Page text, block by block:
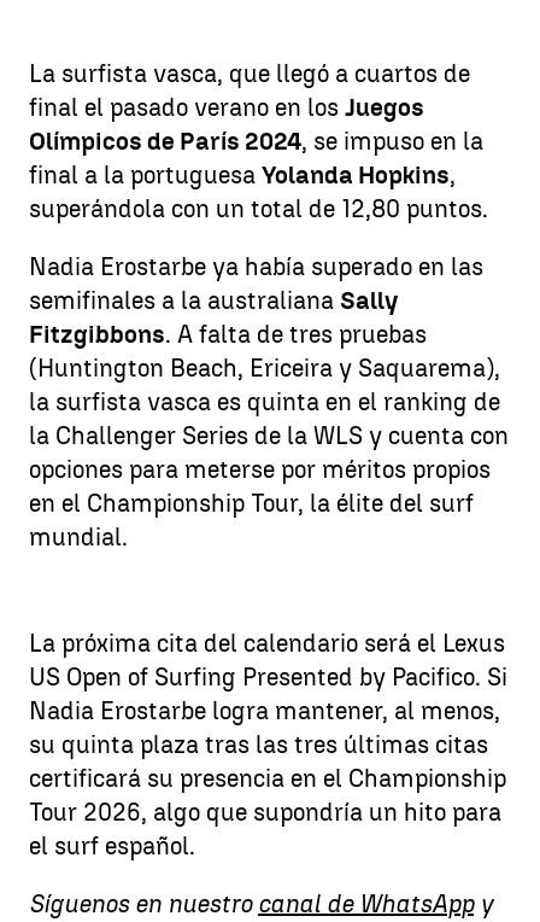
La surfista vasca, que llegó a cuartos de
final el pasado verano en los Juegos
Olímpicos de París 2024, se impuso en la
final a la portuguesa Yolanda Hopkins,
superándola con un total de 12,80 puntos.
Nadia Erostarbe ya había superado en las
semifinales a la australiana Sally
Fitzgibbons. A falta de tres pruebas
(Huntington Beach, Ericeira y Saquarema),
la surfista vasca es quinta en el ranking de
la Challenger Series de la WLS y cuenta con
opciones para meterse por méritos propios
en el Championship Tour, la élite del surf
mundial.
La próxima cita del calendario será el Lexus
US Open of Surfing Presented by Pacifico. Si
Nadia Erostarbe logra mantener, al menos,
su quinta plaza tras las tres últimas citas
certificará su presencia en el Championship
Tour 2026, algo que supondría un hito para
el surf español.
Síguenos en nuestro canal de WhatsAppy